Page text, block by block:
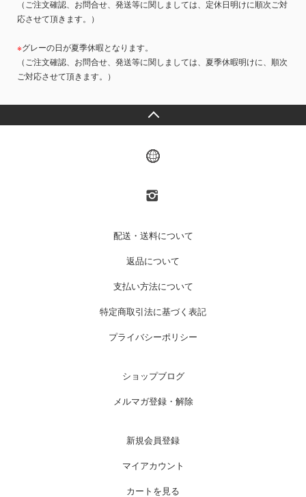
（ご注文確認、お問合せ、発送等に関しましては、定休日明けに順次ご対
応させて頂きます。）
※グレーの日が夏季休暇となります。
（ご注文確認、お問合せ、発送等に関しましては、夏季休暇明けに、順次
ご対応させて頂きます。）
配送・送料について
返品について
支払い方法について
特定商取引法に基づく表記
プライバシーポリシー
ショップブログ
メルマガ登録・解除
新規会員登録
マイアカウント
カートを見る